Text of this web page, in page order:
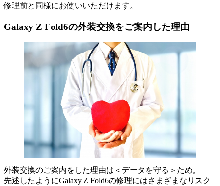
修理前と同様にお使いいただけます。
Galaxy Z Fold6の外装交換をご案内した理由
外装交換のご案内をした理由は＜データを守る＞ため。
先述したようにGalaxy Z Fold6の修理にはさまざまなリスク